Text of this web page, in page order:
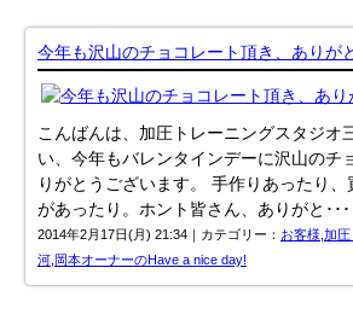
今年も沢山のチョコレート頂き、ありが
こんばんは、加圧トレーニングスタジオ
い、今年もバレンタインデーに沢山のチ
りがとうございます。 手作りあったり、
があったり。ホント皆さん、ありがと･･･
2014年2月17日(月) 21:34｜カテゴリー： お客様 加圧
河 岡本オーナーのHave a nice day!